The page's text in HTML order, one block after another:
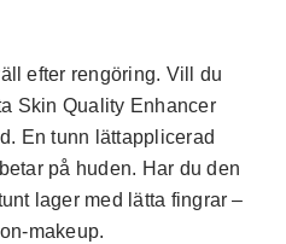
efter rengöring. Vill du
Skin Quality Enhancer
En tunn lättapplicerad
på huden. Har du den
lager med lätta fingrar –
makeup.